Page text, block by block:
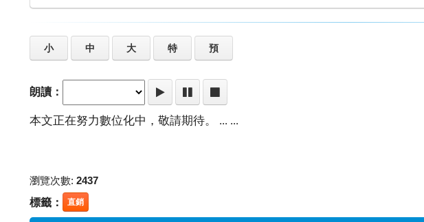
小 中 大 特 預
朗讀：
本文正在努力數位化中，敬請期待。 ... ...
瀏覽次數: 2437
標籤： 直銷